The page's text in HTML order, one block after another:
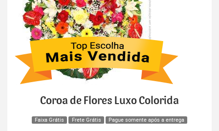
Coroa de Flores Luxo Colorida
Faixa Grátis Frete Grátis Pague somente após a entrega